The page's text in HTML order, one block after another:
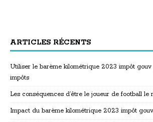
ARTICLES RÉCENTS
Utiliser le barème kilométrique 2023 impôt gouv
impôts
Les conséquences d’être le joueur de football le
Impact du barème kilométrique 2023 impôt